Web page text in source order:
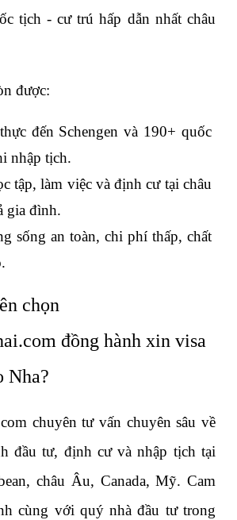
tịch - cư trú hấp dẫn nhất châu
được:
đến Schengen và 190+ quốc
nhập tịch.
tập, làm việc và định cư tại châu
gia đình.
sống an toàn, chi phí thấp, chất
chọn
đồng hành xin visa
Nha?
chuyên tư vấn chuyên sâu về
đầu tư, định cư và nhập tịch tại
châu Âu, Canada, Mỹ. Cam
cùng với quý nhà đầu tư trong